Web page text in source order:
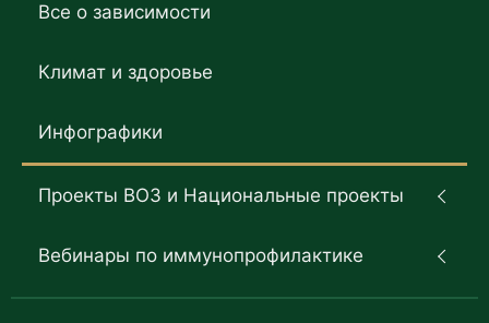
Все о зависимости
Климат и здоровье
Инфографики
Проекты ВОЗ и Национальные проекты
Вебинары по иммунопрофилактике